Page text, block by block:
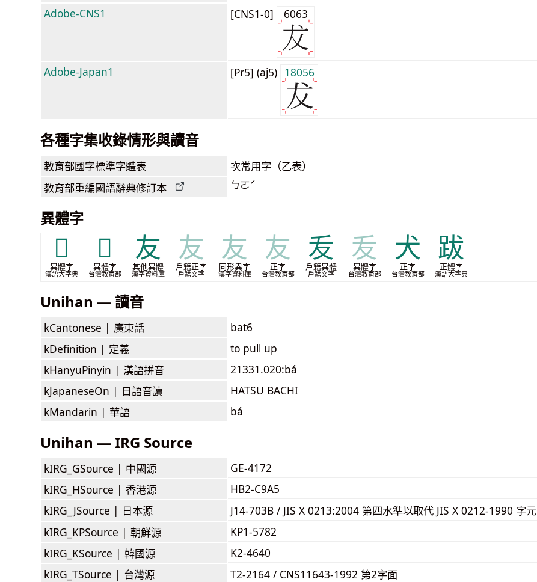
Adobe-CNS1
[CNS1-0] 6063
Adobe-Japan1 [Pr5] (aj5) 18056
各種字集收錄情形與讀音
教育部國字標準字體表 次常用字（乙表）
教育部重編國語辭典修訂本 ㄅㄛˊ
異體字
𡗜
異體字
漢語大字典
𤝜
異體字
台灣教育部
友
其他異體
漢字資料庫
友
戶籍正字
戶籍文字
友
同形異字
漢字資料庫
友
正字
台灣教育部
叐
戶籍異體
戶籍文字
叐
異體字
台灣教育部
犬
正字
台灣教育部
跋
正體字
漢語大字典
Unihan — 讀音
kCantonese | 廣東話
bat6
kDefinition | 定義
to pull up
kHanyuPinyin | 漢語拼音
21331.020:bá
kJapaneseOn | 日語音讀
HATSU BACHI
kMandarin | 華語 bá
Unihan — IRG Source
kIRG_GSource | 中國源
GE-4172
kIRG_HSource | 香港源
HB2-C9A5
kIRG_JSource | 日本源
J14-703B / JIS X 0213:2004 第四水準以取代 JIS X 0212-1990 字元
kIRG_KPSource | 朝鮮源
KP1-5782
kIRG_KSource | 韓國源
K2-4640
kIRG_TSource | 台灣源
T2-2164 / CNS11643-1992 第2字面